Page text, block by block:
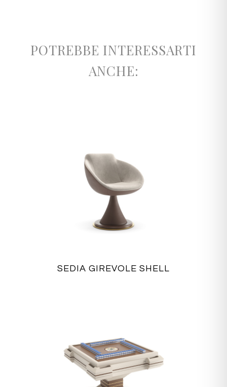
POTREBBE INTERESSARTI
ANCHE:
SEDIA GIREVOLE SHELL